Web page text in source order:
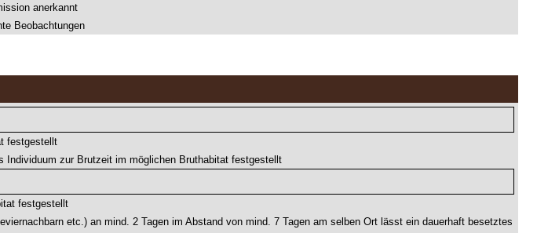
anerkannt
Beobachtungen
festgestellt
Individuum zur Brutzeit im möglichen Bruthabitat festgestellt
festgestellt
etc.) an mind. 2 Tagen im Abstand von mind. 7 Tagen am selben Ort lässt ein dauerhaft besetztes